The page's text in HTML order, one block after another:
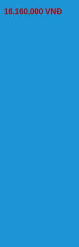
16,160,000 VNĐ